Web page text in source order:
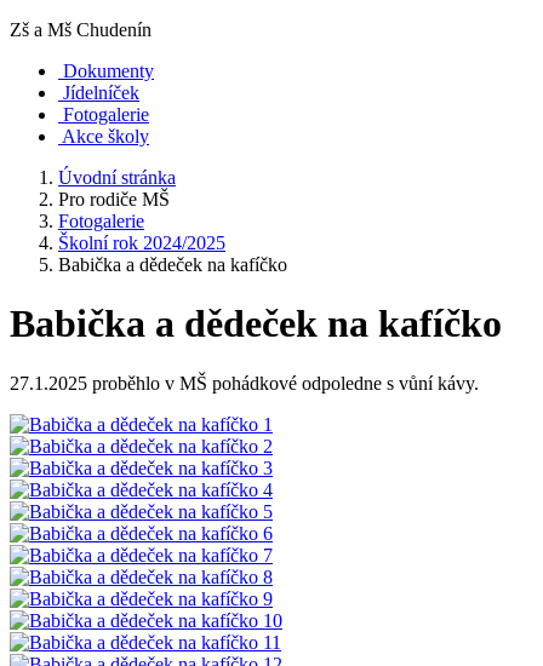
Zš a Mš Chudenín
Dokumenty
Jídelníček
Fotogalerie
Akce školy
Úvodní stránka
Pro rodiče MŠ
Fotogalerie
Školní rok 2024/2025
Babička a dědeček na kafíčko
Babička a dědeček na kafíčko
27.1.2025 proběhlo v MŠ pohádkové odpoledne s vůní kávy.